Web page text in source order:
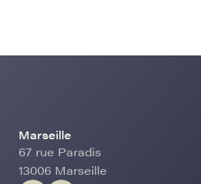
Marseille
67 rue Paradis
13006 Marseille